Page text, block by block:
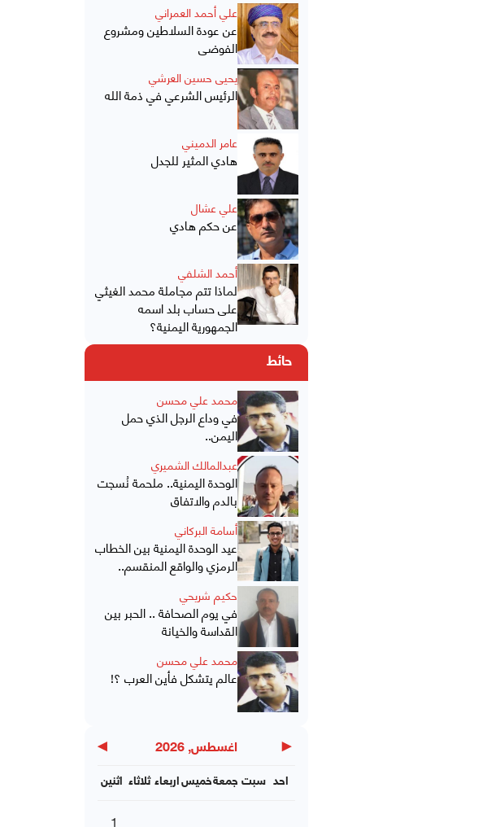
علي أحمد العمراني
عن عودة السلاطين ومشروع
الفوضى
يحيى حسين العرشي
الرئيس الشرعي في ذمة الله
عامر الدميني
هادي المثير للجدل
علي عشال
عن حكم هادي
أحمد الشلفي
لماذا تتم مجاملة محمد الغيثي
على حساب بلد اسمه
الجمهورية اليمنية؟
حائط
محمد علي محسن
في وداع الرجل الذي حمل
اليمن..
عبدالمالك الشميري
الوحدة اليمنية.. ملحمة نُسجت
بالدم والاتفاق
أسامة البركاني
عيد الوحدة اليمنية بين الخطاب
الرمزي والواقع المنقسم..
حكيم شريحي
في يوم الصحافة .. الحبر بين
القداسة والخيانة
محمد علي محسن
عالم يتشكل فأين العرب ؟!
◀ اغسطس, 2026 ▶
اثنين ثلاثاء اربعاءخميسجمعة سبت احد
1